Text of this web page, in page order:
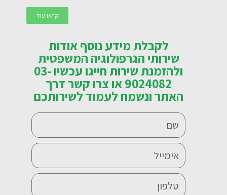
קראו עוד
לקבלת מידע נוסף אודות
שירותי הגרפולוגיה המשפטית
ולהזמנת שירות חייגו עכשיו 03-
9024082 או צרו קשר דרך
האתר ונשמח לעמוד לשירותכם